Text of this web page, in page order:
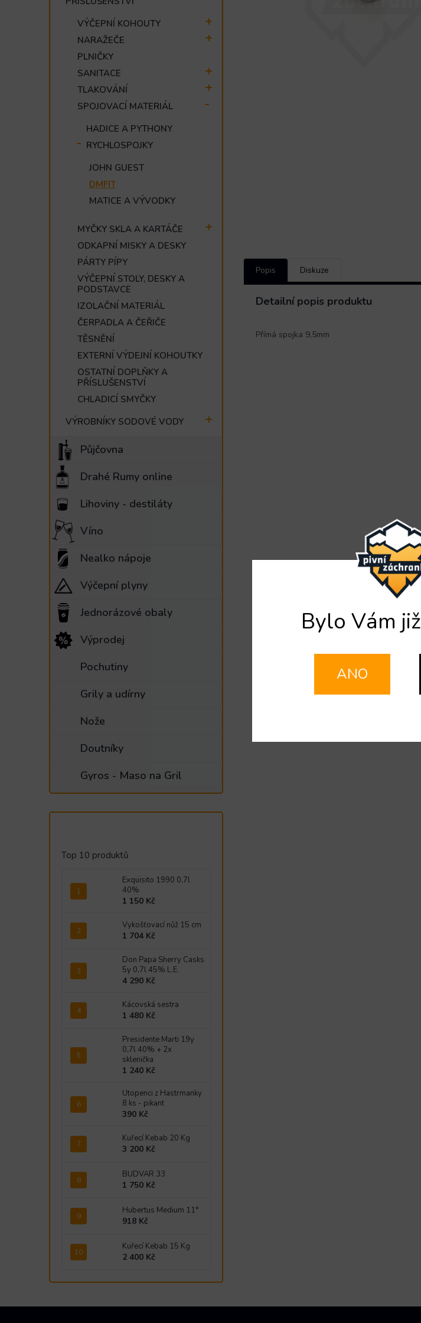
VÝČEPNÍ KOHOUTY
NARAŽEČE
PLNIČKY
SANITACE
TLAKOVÁNÍ
SPOJOVACÍ MATERIÁL
HADICE A PYTHONY
RYCHLOSPOJKY
JOHN GUEST
DMFIT
MATICE A VÝVODKY
MYČKY SKLA A KARTÁČE
ODKAPNÍ MISKY A DESKY
PÁRTY PÍPY
VÝČEPNÍ STOLY, DESKY A
PODSTAVCE
IZOLAČNÍ MATERIÁL
ČERPADLA A ČEŘIČE
TĚSNĚNÍ
EXTERNÍ VÝDEJNÍ KOHOUTKY
OSTATNÍ DOPLŇKY A
PŘÍSLUŠENSTVÍ
CHLADICÍ SMYČKY
VÝROBNÍKY SODOVÉ VODY
Půjčovna
Drahé Rumy online
Lihoviny - destiláty
Víno
Nealko nápoje
Výčepní plyny
Jednorázové obaly
Výprodej
Pochutiny
Grily a udírny
Nože
Doutníky
Gyros - Maso na Gril
Top 10 produktů
Exquisito 1990 0,7l
40%
1 150 Kč
Vykošťovací nůž 15 cm
1 704 Kč
Don Papa Sherry Casks
5y 0,7l 45% L.E.
4 290 Kč
Kácovská sestra
1 480 Kč
Presidente Marti 19y
0,7l 40% + 2x
sklenička
1 240 Kč
Utopenci z Hastrmanky
8 ks - pikant
390 Kč
Kuřecí Kebab 20 Kg
3 200 Kč
BUDVAR 33
1 750 Kč
Hubertus Medium 11°
918 Kč
Kuřecí Kebab 15 Kg
2 400 Kč
Popis Diskuze
Detailní popis produktu
Přímá spojka 9,5mm
Bylo Vám již
ANO